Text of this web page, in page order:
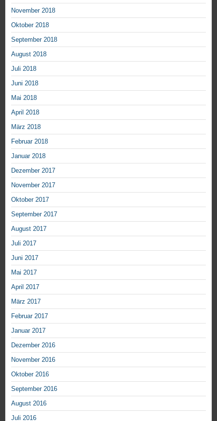
November 2018
Oktober 2018
September 2018
August 2018
Juli 2018
Juni 2018
Mai 2018
April 2018
März 2018
Februar 2018
Januar 2018
Dezember 2017
November 2017
Oktober 2017
September 2017
August 2017
Juli 2017
Juni 2017
Mai 2017
April 2017
März 2017
Februar 2017
Januar 2017
Dezember 2016
November 2016
Oktober 2016
September 2016
August 2016
Juli 2016